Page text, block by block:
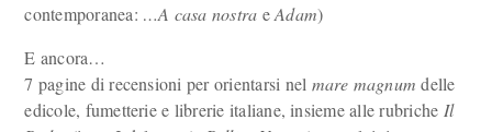
contemporanea: …A casa nostra eAdam)
E ancora…
7 pagine di recensioni per orientarsi nel mare magnum delle
edicole, fumetterie e librerie italiane, insieme alle rubriche Il